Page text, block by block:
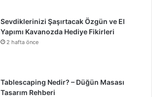
Sevdiklerinizi Şaşırtacak Özgün ve El
Yapımı Kavanozda Hediye Fikirleri
2 hafta önce
Tablescaping Nedir? – Düğün Masası
Tasarım Rehberi